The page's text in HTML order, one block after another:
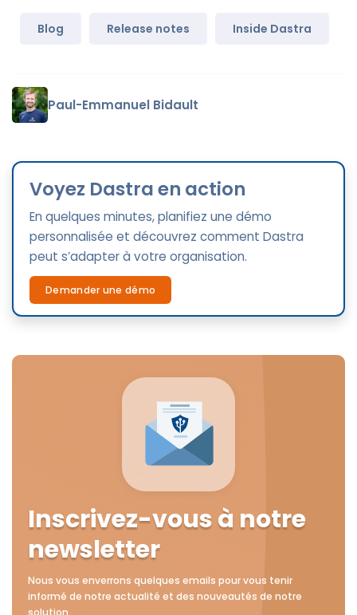
Blog Release notes Inside Dastra
Paul-Emmanuel Bidault
Voyez Dastra en action
En quelques minutes, planifiez une démo
personnalisée et découvrez comment Dastra
peut s’adapter à votre organisation.
Demander une démo
Inscrivez-vous à notre
newsletter
Nous vous enverrons quelques emails pour vous tenir
informé de notre actualité et des nouveautés de notre